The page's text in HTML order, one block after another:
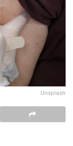
Unsplash